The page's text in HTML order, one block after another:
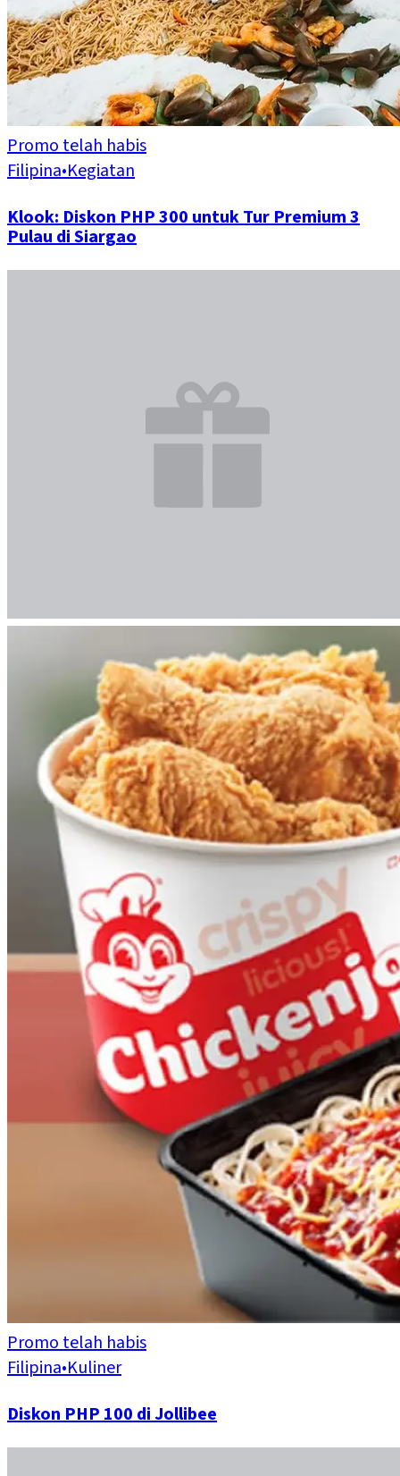
Promo telah habis
Filipina•Kegiatan
Klook: Diskon PHP 300 untuk Tur Premium 3
Pulau di Siargao
Promo telah habis
Filipina•Kuliner
Diskon PHP 100 di Jollibee